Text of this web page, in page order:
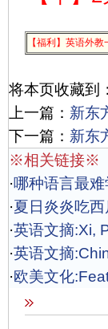
【福利】英语外
将本页收藏到：
上一篇： 新东
下一篇： 新东
※相关链接※
·哪种语言最难
·夏日炎炎吃
·英语文摘:Xi,
·英语文摘
·欧美文化